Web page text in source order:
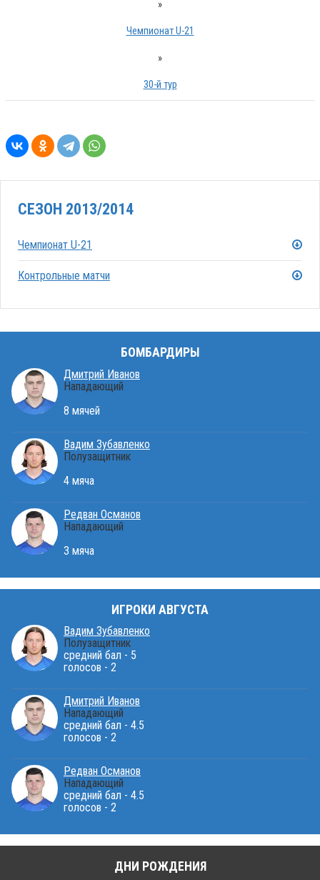
»
Чемпионат U-21
»
30-й тур
СЕЗОН 2013/2014
Чемпионат U-21
Контрольные матчи
БОМБАРДИРЫ
Дмитрий Иванов
Нападающий
8 мячей
Вадим Зубавленко
Полузащитник
4 мяча
Редван Османов
Нападающий
3 мяча
ИГРОКИ АВГУСТА
Вадим Зубавленко
Полузащитник
средний бал - 5
голосов - 2
Дмитрий Иванов
Нападающий
средний бал - 4.5
голосов - 2
Редван Османов
Нападающий
средний бал - 4.5
голосов - 2
ДНИ РОЖДЕНИЯ